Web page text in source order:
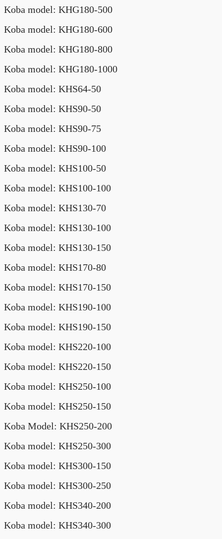
Koba model: KHG180-500
Koba model: KHG180-600
Koba model: KHG180-800
Koba model: KHG180-1000
Koba model: KHS64-50
Koba model: KHS90-50
Koba model: KHS90-75
Koba model: KHS90-100
Koba model: KHS100-50
Koba model: KHS100-100
Koba model: KHS130-70
Koba model: KHS130-100
Koba model: KHS130-150
Koba model: KHS170-80
Koba model: KHS170-150
Koba model: KHS190-100
Koba model: KHS190-150
Koba model: KHS220-100
Koba model: KHS220-150
Koba model: KHS250-100
Koba model: KHS250-150
Koba Model: KHS250-200
Koba model: KHS250-300
Koba model: KHS300-150
Koba model: KHS300-250
Koba model: KHS340-200
Koba model: KHS340-300